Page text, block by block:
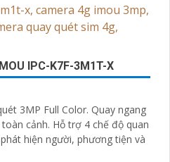
IPC-K7F-3M1T-X
3MP Full Color. Quay ngang
cảnh. Hỗ trợ 4 chế độ quan
hiện người, phương tiện và